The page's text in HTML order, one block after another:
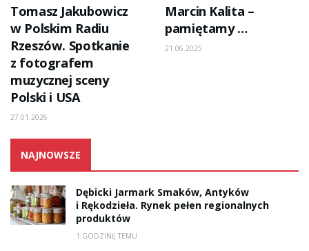
Tomasz Jakubowicz
w Polskim Radiu
Rzeszów. Spotkanie
z fotografem
muzycznej sceny
Polski i USA
27.01.2026
Marcin Kalita –
pamiętamy …
21.06.2025
NAJNOWSZE
Dębicki Jarmark Smaków, Antyków
i Rękodzieła. Rynek pełen regionalnych
produktów
1 GODZINĘ TEMU